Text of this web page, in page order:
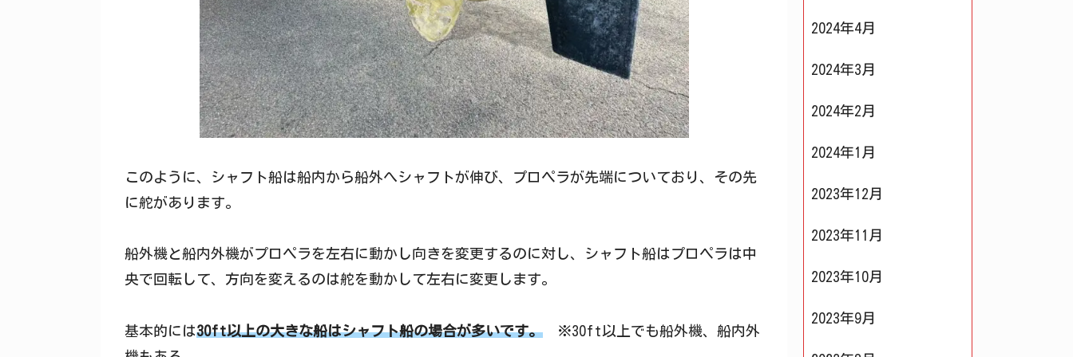
このように、シャフト船は船内から船外へシャフトが伸び、プロペラが先端についており、その先
に舵があります。
船外機と船内外機がプロペラを左右に動かし向きを変更するのに対し、シャフト船はプロペラは中
央で回転して、方向を変えるのは舵を動かして左右に変更します。
基本的には30ft以上の大きな船はシャフト船の場合が多いです。 ※30ft以上でも船外機、船内外
2024年4月
2024年3月
2024年2月
2024年1月
2023年12月
2023年11月
2023年10月
2023年9月